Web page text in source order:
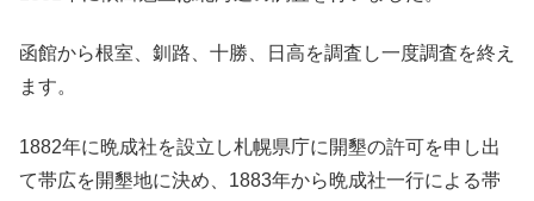
函館から根室、釧路、十勝、日高を調査し一度調査を終え
ます。
1882年に晩成社を設立し札幌県庁に開墾の許可を申し出
て帯広を開墾地に決め、1883年から晩成社一行による帯